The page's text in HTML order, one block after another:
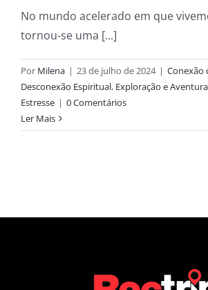
No mundo acelerado em que
tornou-se uma [...]
Por Milena | 23 de julho de 2024 | Conexão
Desconexão Espiritual, Exploração e Aventura
Estresse | 0 Comentários
Ler Mais